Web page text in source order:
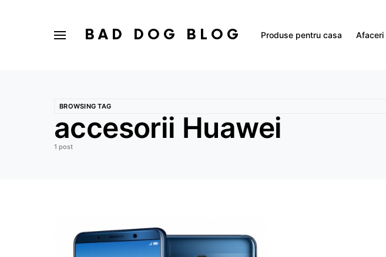
BAD DOG BLOG Produse pentru casa Afaceri
BROWSING TAG
accesorii Huawei
1 post